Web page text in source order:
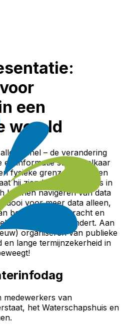
een
wereld
snel – de verandering
en informatie stuwen elkaar
fysieke grenzen verliezen
hij zien hoe organisaties in
kunnen navigeren van data
voor meer data alleen,
betekenis, veerkracht en
die continu verandert. Aan
organiseren van publieke
lange termijnzekerheid in
medewerkers van
het Waterschapshuis en